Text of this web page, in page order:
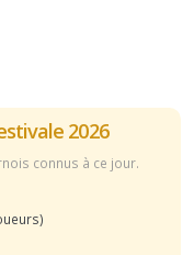
2026
connus à ce jour.